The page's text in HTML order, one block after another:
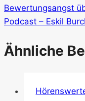
Bewertungsangst
Podcast – Eskil
Ähnliche